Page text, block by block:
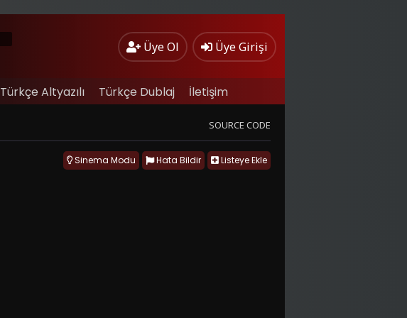
Üye Ol Üye Girişi
Türkçe Altyazılı Türkçe Dublaj
İletişim
SOURCE CODE
Listeye Ekle
Hata Bildir
Sinema Modu